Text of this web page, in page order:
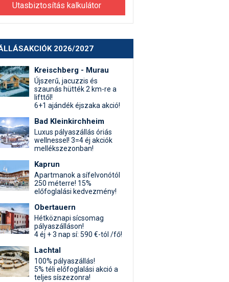
Utasbiztosítás kalkulátor
2026/2027
Kreischberg - Murau
Újszerű, jacuzzis és
szaunás hütték 2 km-re a
lifttől!
6+1 ajándék éjszaka akció!
Bad Kleinkirchheim
Luxus pályaszállás óriás
wellnessel! 3=4 éj akciók
mellékszezonban!
Kaprun
Apartmanok a sífelvonótól
250 méterre! 15%
előfoglalási kedvezmény!
Obertauern
Hétköznapi sícsomag
pályaszálláson!
4 éj + 3 nap sí: 590 €-tól /fő!
Lachtal
100% pályaszállás!
5% téli előfoglalási akció a
teljes síszezonra!